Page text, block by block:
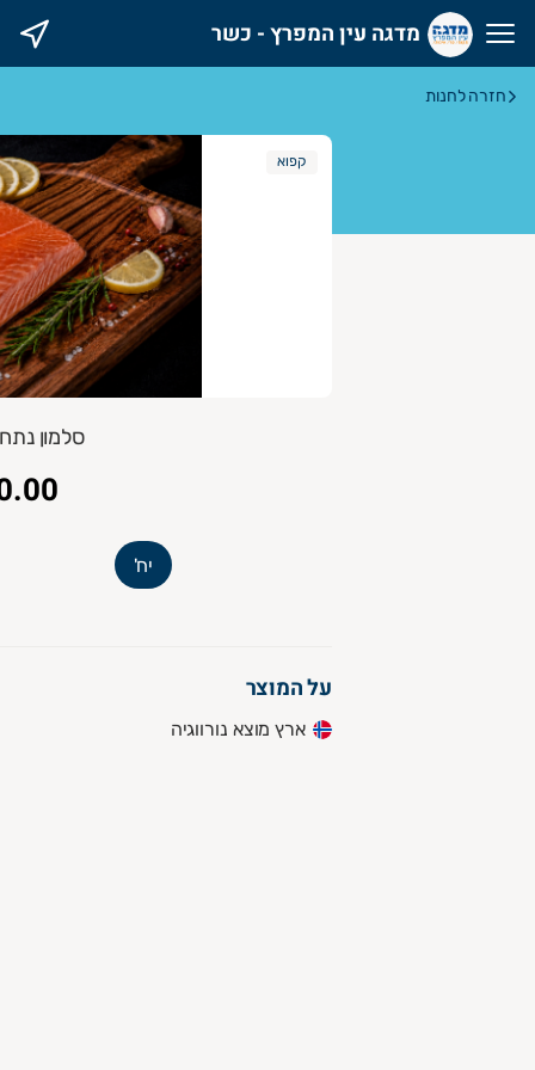
מדגה עין המפרץ - כשר
מדגה עין המפרץ - כשר
חזרה לחנות
קפוא
סלמון נתח
יח'
על המוצר
ארץ מוצא נורווגיה